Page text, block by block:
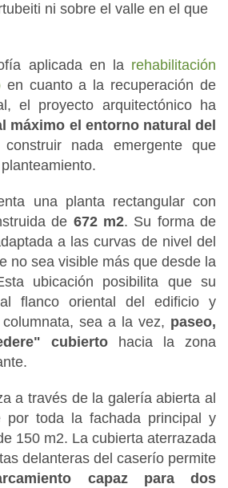
ni sobre el valle en el que
aplicada en la rehabilitación
en cuanto a la recuperación de
el proyecto arquitectónico ha
máximo el entorno natural del
construir nada emergente que
una planta rectangular con
de 672 m2. Su forma de
a las curvas de nivel del
no sea visible más que desde la
ubicación posibilita que su
flanco oriental del edificio y
sea a la vez, paseo,
cubierto hacia la zona
a través de la galería abierta al
por toda la fachada principal y
150 m2. La cubierta aterrazada
delanteras del caserío permite
capaz para dos